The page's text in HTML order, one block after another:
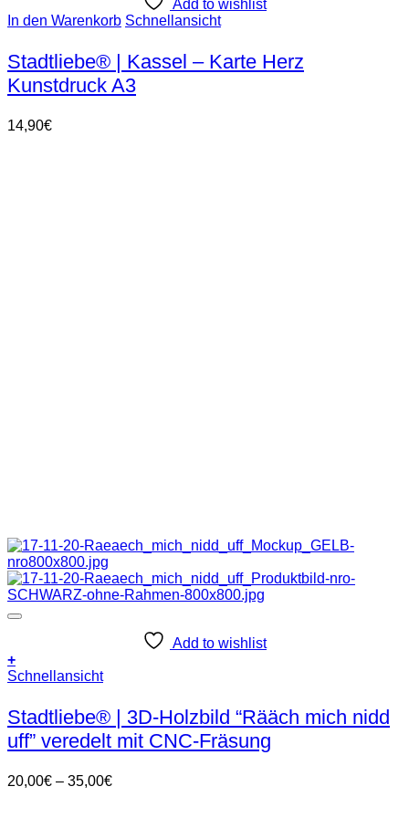
Add to wishlist
In den Warenkorb Schnellansicht
Stadtliebe® | Kassel – Karte Herz
Kunstdruck A3
14,90€
Add to wishlist
+
Dieses
weist
mehrere
Varianten
Die
Optionen
Schnellansicht
Stadtliebe® | 3D-Holzbild “Rääch mich nidd
uff” veredelt mit CNC-Fräsung
20,00€ – 35,00€Preisspanne: